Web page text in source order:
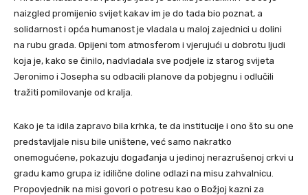
naizgled promijenio svijet kakav im je do tada bio poznat, a
solidarnost i opća humanost je vladala u maloj zajednici u dolini
na rubu grada. Opijeni tom atmosferom i vjerujući u dobrotu ljudi
koja je, kako se činilo, nadvladala sve podjele iz starog svijeta
Jeronimo i Josepha su odbacili planove da pobjegnu i odlučili
tražiti pomilovanje od kralja.
Kako je ta idila zapravo bila krhka, te da institucije i ono što su one
predstavljale nisu bile uništene, već samo nakratko
onemogućene, pokazuju događanja u jedinoj nerazrušenoj crkvi u
gradu kamo grupa iz idilične doline odlazi na misu zahvalnicu.
Propovjednik na misi govori o potresu kao o Božjoj kazni za